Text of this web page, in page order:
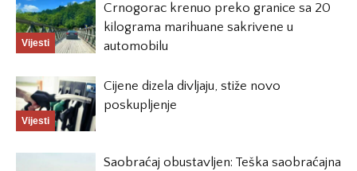
Vijesti
Crnogorac krenuo preko granice sa 20
kilograma marihuane sakrivene u
automobilu
Vijesti
Cijene dizela divljaju, stiže novo
poskupljenje
Saobraćaj obustavljen: Teška saobraćajna